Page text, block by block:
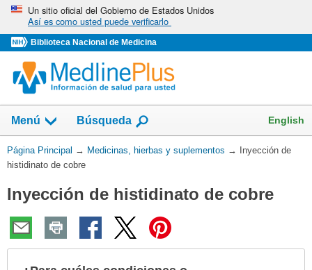
Omita
vaya
al
Contenido
Un sitio oficial del Gobierno de Estados Unidos
Así es como usted puede verificarlo
Biblioteca Nacional de Medicina
Menú
Mostrar
campo
de
Búsqueda English
Usted
está
Página Principal → Medicinas, hierbas y suplementos → Inyección de
histidinato de cobre
Inyección de histidinato de cobre